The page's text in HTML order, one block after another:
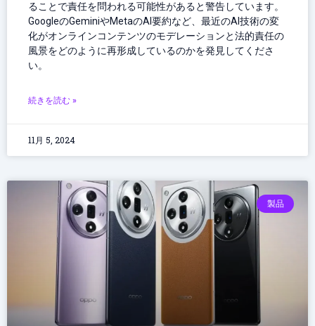
ることで責任を問われる可能性があると警告しています。
GoogleのGeminiやMetaのAI要約など、最近のAI技術の変
化がオンラインコンテンツのモデレーションと法的責任の
風景をどのように再形成しているのかを発見してくださ
い。
続きを読む »
11月 5, 2024
製品